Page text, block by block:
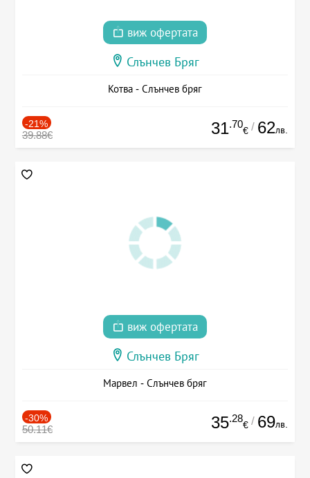
виж офертата
Слънчев Бряг
Котва - Слънчев бряг
-21%
39.88€ 31.70
€ / 62лв.
виж офертата
Слънчев Бряг
Марвел - Слънчев бряг
-30%
50.11€ 35.28
€ / 69лв.